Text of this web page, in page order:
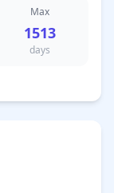
Max
1513
days